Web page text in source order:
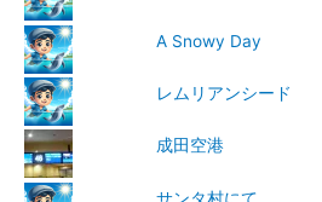
A Snowy Day
レムリアンシード
成田空港